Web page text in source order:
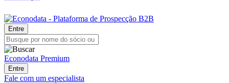
Entre
Econodata Premium
Entre
Fale com um especialista